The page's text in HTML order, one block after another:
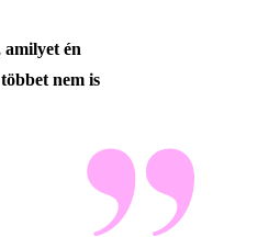
én
nem is